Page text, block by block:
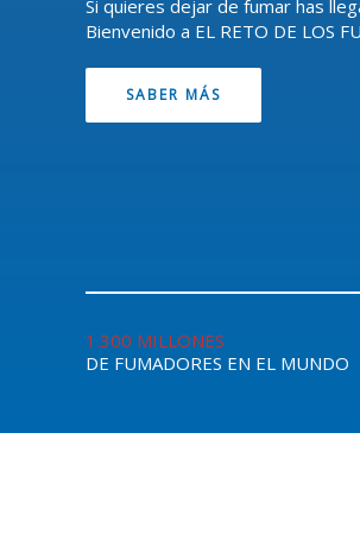
Si quieres dejar de fumar has
Bienvenido a EL RETO DE LOS
SABER MÁS
1.300 MILLONES
DE FUMADORES EN EL MUNDO